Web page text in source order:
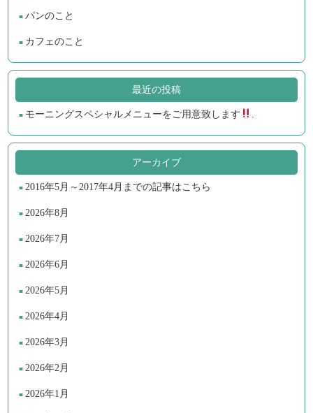
パンのこと
カフェのこと
最近の投稿
モーニングスペシャルメニューをご用意致します
アーカイブ
2016年5月～2017年4月までの記事はこちら
2026年8月
2026年7月
2026年6月
2026年5月
2026年4月
2026年3月
2026年2月
2026年1月